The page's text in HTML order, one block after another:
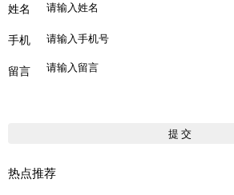
姓名
手机
留言
热点推荐